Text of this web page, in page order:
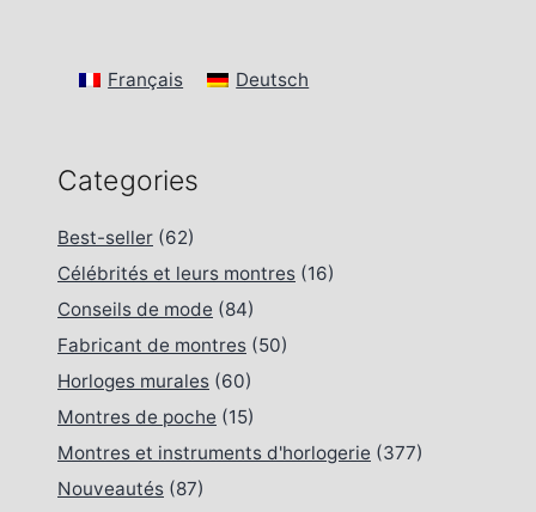
Français Deutsch
Categories
Best-seller (62)
Célébrités et leurs montres (16)
Conseils de mode (84)
Fabricant de montres (50)
Horloges murales (60)
Montres de poche (15)
Montres et instruments d'horlogerie (377)
Nouveautés (87)